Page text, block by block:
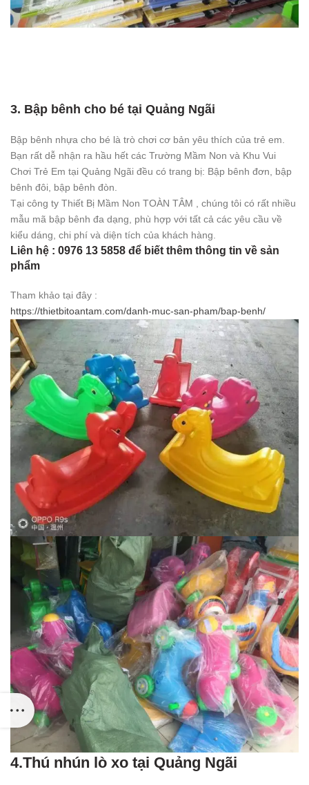
3. Bập bênh cho bé tại Quảng Ngãi
Bập bênh nhựa cho bé là trò chơi cơ bản yêu thích của trẻ em.
Bạn rất dễ nhận ra hầu hết các Trường Mầm Non và Khu Vui
Chơi Trẻ Em tại Quảng Ngãi đều có trang bị: Bập bênh đơn, bập
bênh đôi, bập bênh đòn.
Tại công ty Thiết Bị Mầm Non TOÀN TÂM , chúng tôi có rất nhiều
mẫu mã bập bênh đa dạng, phù hợp với tất cả các yêu cầu về
kiểu dáng, chi phí và diện tích của khách hàng.
Liên hệ : 0976 13 5858 để biết thêm thông tin về sản
phẩm
Tham khảo tại đây :
https://thietbitoantam.com/danh-muc-san-pham/bap-benh/
4.Thú nhún lò xo tại Quảng Ngãi